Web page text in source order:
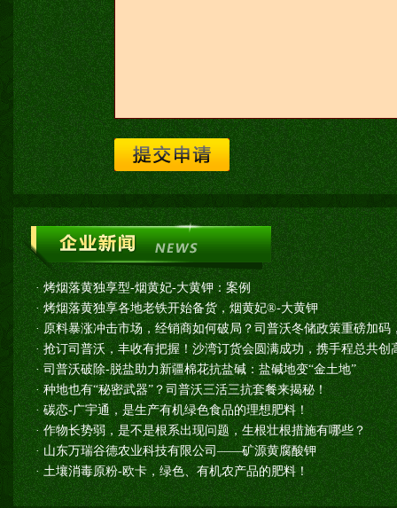
·烤烟落黄独享型-烟黄妃-大黄钾：案例
·烤烟落黄独享各地老铁开始备货，烟黄妃®-大黄钾
· 原料暴涨冲击市场，经销商如何破局？司普沃冬储政策重磅加码
·抢订司普沃，丰收有把握！沙湾订货会圆满成功，携手程总共创
·司普沃破除-脱盐助力新疆棉花抗盐碱：盐碱地变“金土地”
·种地也有“秘密武器”？司普沃三活三抗套餐来揭秘！
·碳恋-广宇通，是生产有机绿色食品的理想肥料！
·作物长势弱，是不是根系出现问题，生根壮根措施有哪些？
·山东万瑞谷德农业科技有限公司——矿源黄腐酸钾
·土壤消毒原粉-欧卡，绿色、有机农产品的肥料！